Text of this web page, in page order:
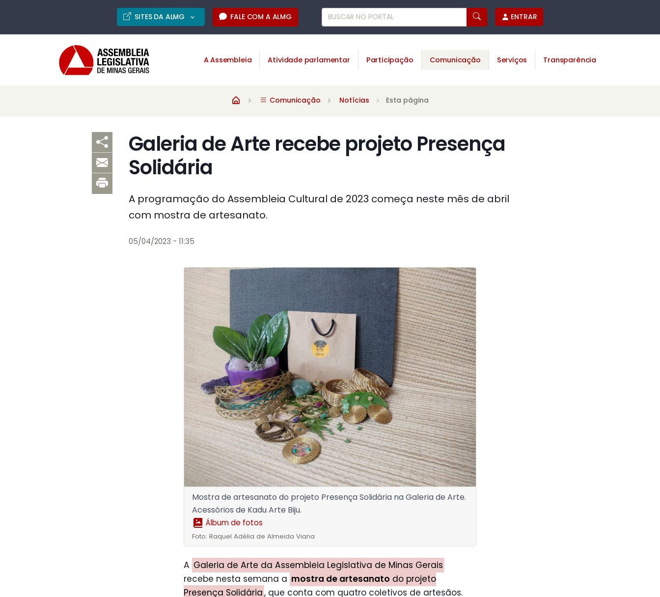
SITES DA ALMG FALE COM A ALMG ENTRAR
A Assembleia Atividade parlamentar Participação Comunicação Serviços Transparência
Comunicação Notícias Esta página
Galeria de Arte recebe projeto Presença
Solidária
A programação do Assembleia Cultural de 2023 começa neste mês de abril
com mostra de artesanato.
05/04/2023 - 11:35
Mostra de artesanato do projeto Presença Solidária na Galeria de Arte.
Acessórios de Kadu Arte Biju.
Álbum de fotos
Foto: Raquel Adélia de Almeida Viana
A Galeria de Arte da Assembleia Legislativa de Minas Gerais
recebe nesta semana a mostra de artesanato do projeto
Presença Solidária, que conta com quatro coletivos de artesãos.